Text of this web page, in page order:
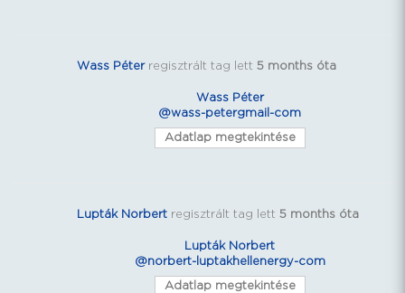
Wass Péterregisztrált tag lett 5 months óta
Wass Péter
@wass-petergmail-com
Adatlap megtekintése
Lupták Norbert regisztrált tag lett 5 months óta
Lupták Norbert
@norbert-luptakhellenergy-com
Adatlap megtekintése